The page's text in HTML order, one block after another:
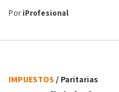
PoriProfesional
IMPUESTOS / Paritarias